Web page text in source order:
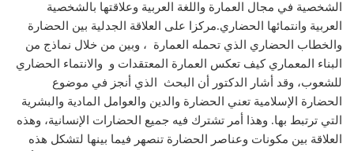
الشخصية في مجال العمارة واللغة العربية وعلاقتها بالشخصية
العربية وانتمائها الحضاري.مركزا على العلاقة الجدلية بين الحضارة
والخطاب الحضاري الذي تحمله العمارة ، وبين من خلال نماذج من
البناء المعماري كيف تعكس العمارة المعتقدات و والانتماء الحضاري
للشعوب، وقد أشار الدكتور أن البحث الذي أنجز في موضوع
الحضارة الإسلامية تعني الحضارة والدين والعوامل المادية والبشرية
التي ترتبط بها. وهذا أمر تشترك فيه جميع الحضارات الإنسانية، وهذه
العلاقة بين مكونات وعناصر الحضارة تنصهر فيما بينها لتشكل هذه